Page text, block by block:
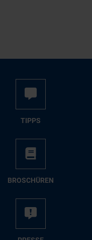
TIPPS
BRO­SCHÜ­REN